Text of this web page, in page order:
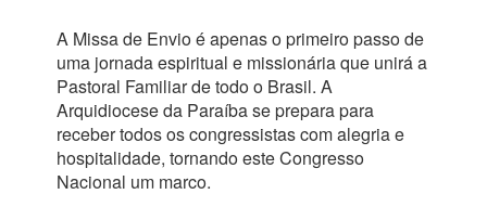
A Missa de Envio é apenas o primeiro passo de
uma jornada espiritual e missionária que unirá a
Pastoral Familiar de todo o Brasil. A
Arquidiocese da Paraíba se prepara para
receber todos os congressistas com alegria e
hospitalidade, tornando este Congresso
Nacional um marco.